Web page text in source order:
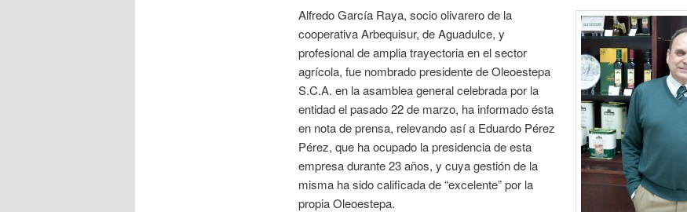
Alfredo García Raya, socio olivarero de la
cooperativa Arbequisur, de Aguadulce, y
profesional de amplia trayectoria en el sector
agrícola, fue nombrado presidente de Oleoestepa
S.C.A. en la asamblea general celebrada por la
entidad el pasado 22 de marzo, ha informado ésta
en nota de prensa, relevando así a Eduardo Pérez
Pérez, que ha ocupado la presidencia de esta
empresa durante 23 años, y cuya gestión de la
misma ha sido calificada de “excelente” por la
propia Oleoestepa.